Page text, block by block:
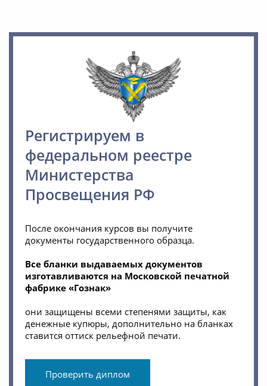
Регистрируем в
федеральном реестре
Министерства
Просвещения РФ
После окончания курсов вы получите
документы государственного образца.
Все бланки выдаваемых документов
изготавливаются на Московской печатной
фабрике «Гознак»
они защищены всеми степенями защиты, как
денежные купюры, дополнительно на бланках
ставится оттиск рельефной печати.
Проверить диплом